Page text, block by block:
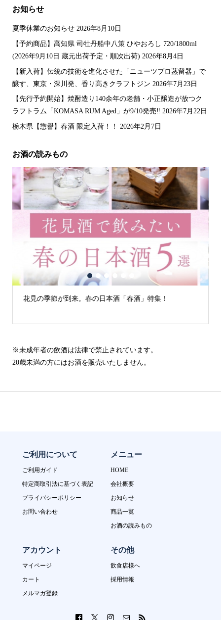
お知らせ
夏季休業のお知らせ 2026年8月10日
【予約商品】高知県 司牡丹船中八策 ひやおろし 720/1800ml
(2026年9月10日 蔵元出荷予定・順次出荷) 2026年8月4日
【新入荷】伝統の技術を進化させた「ニューツブロ蒸留器」で
醸す、東京・深川発、香り高きクラフトジン 2026年7月23日
【先行予約開始】焼酎造り140余年の老舗・小正醸造が放つク
ラフトラム「KOMASA RUM Aged」が9/10発売‼️ 2026年7月22日
栃木県【惣譽】春酒 限定入荷！！ 2026年2月7日
お酒の読みもの
到来。春の日本酒「春酒」特集！ 古城の街「犬山」
1 2 3 5
※未成年者の飲酒は法律で禁止されています。
20歳未満の方にはお酒を販売いたしません。
ご利用について
ご利用ガイド
特定商取引法に基づく表記
プライバシーポリシー
お問い合わせ
メニュー
HOME
会社概要
お知らせ
商品一覧
お酒の読みもの
アカウント
マイページ
カート
メルマガ登録
その他
飲食店様へ
採用情報